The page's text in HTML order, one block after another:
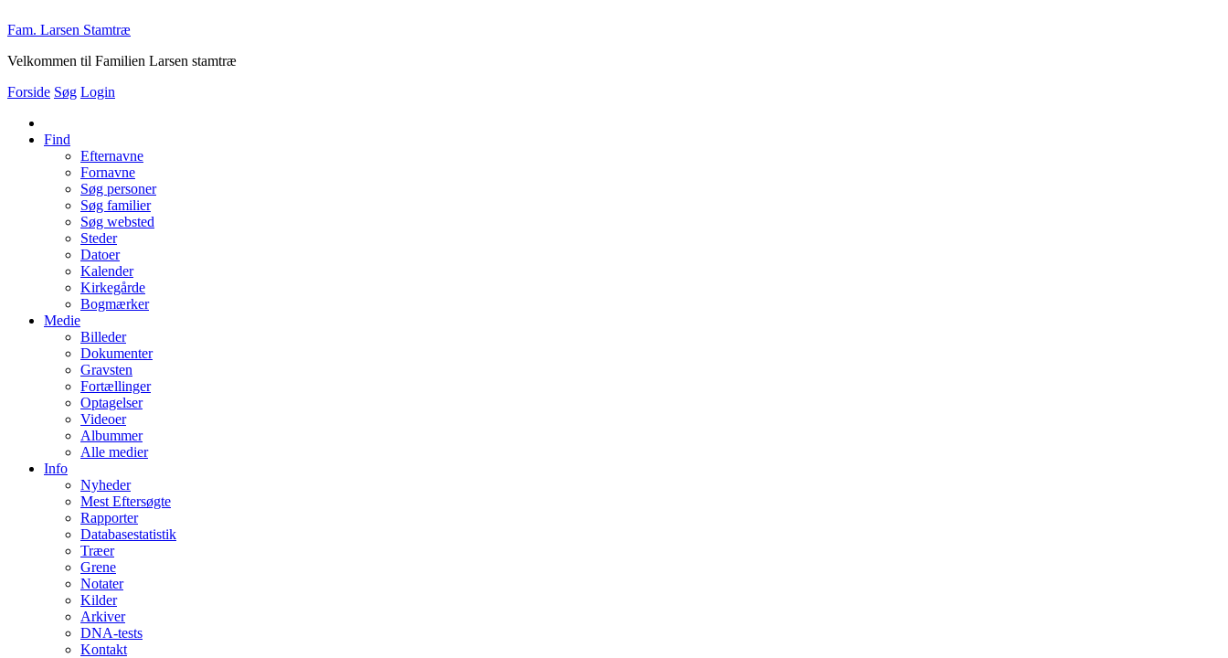
Fam. Larsen Stamtræ
Velkommen til Familien Larsen stamtræ
Forside Søg Login
Find
Efternavne
Fornavne
Søg personer
Søg familier
Søg websted
Steder
Datoer
Kalender
Kirkegårde
Bogmærker
Medie
Billeder
Dokumenter
Gravsten
Fortællinger
Optagelser
Videoer
Albummer
Alle medier
Info
Nyheder
Mest Eftersøgte
Rapporter
Databasestatistik
Træer
Grene
Notater
Kilder
Arkiver
DNA-tests
Kontakt